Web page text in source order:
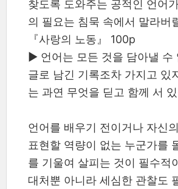
찾도록 도와주는 공적인 언어
의 필요는 침묵 속에서 말라버
『사랑의 노동』 100p
▶ 언어는 모든 것을 담아낼 수
글로 남긴 기록조차 가지고 있
는 과연 무엇을 딛고 함께 서
언어를 배우기 전이거나 자신
표현할 역량이 없는 누군가를
를 기울여 살피는 것이 필수적
대처뿐 아니라 세심한 관찰도